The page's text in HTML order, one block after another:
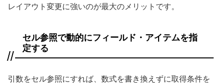
レイアウト変更に強いのが最大のメリットです。
セル参照で動的にフィールド・アイテムを指
定する
引数をセル参照にすれば、数式を書き換えずに取得条件を